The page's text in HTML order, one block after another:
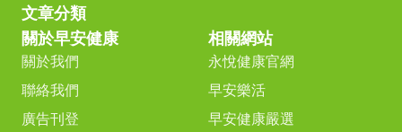
文章分類
關於早安健康
關於我們
聯絡我們
廣告刊登
相關網站
永悅健康官網
早安樂活
早安健康嚴選